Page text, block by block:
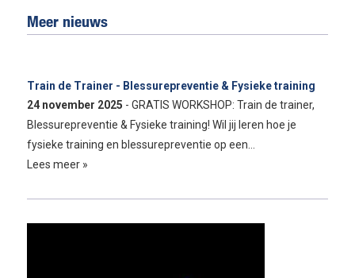
Meer nieuws
Train de Trainer - Blessurepreventie & Fysieke training
24 november 2025 - GRATIS WORKSHOP: Train de trainer,
Blessurepreventie & Fysieke training! Wil jij leren hoe je
fysieke training en blessurepreventie op een…
Lees meer »